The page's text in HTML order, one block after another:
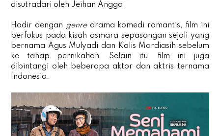
disutradari oleh Jeihan Angga.
Hadir dengan genredrama komedi romantis, film ini
berfokus pada kisah asmara sepasangan sejoli yang
bernama Agus Mulyadi dan Kalis Mardiasih sebelum
ke tahap pernikahan. Selain itu, film ini juga
dibintangi oleh beberapa aktor dan aktris ternama
Indonesia.